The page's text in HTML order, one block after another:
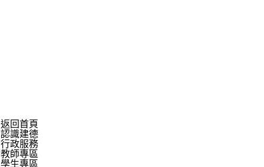
返回首頁
認識建德
行政服務
教師專區
學生專區